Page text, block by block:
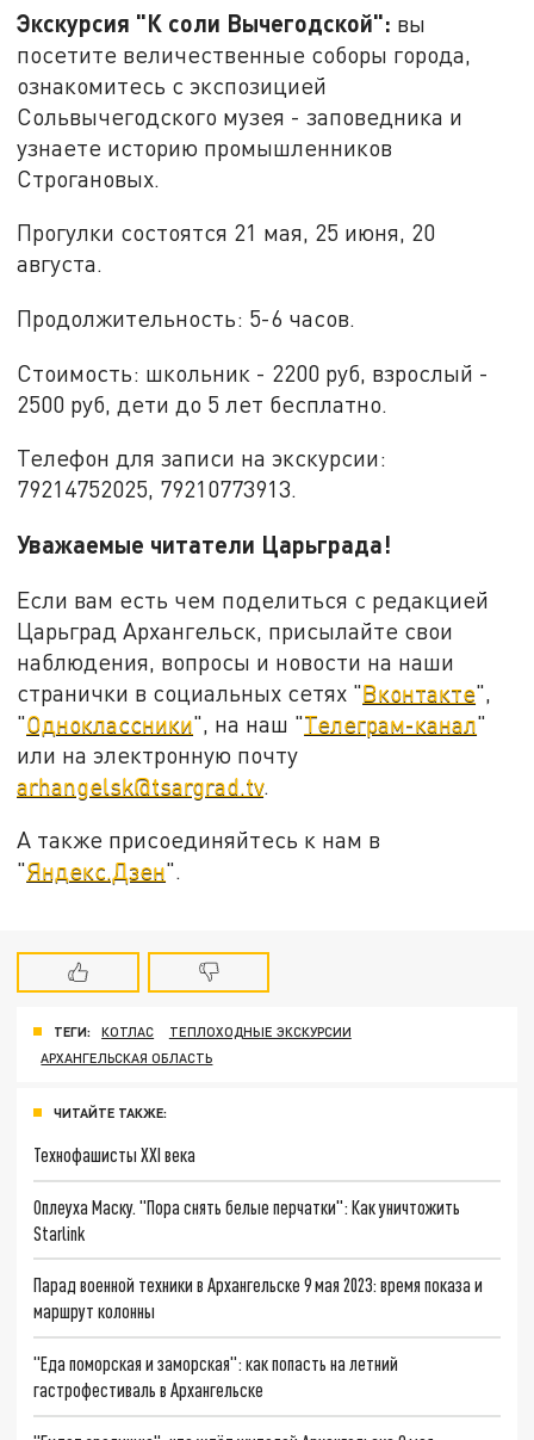
Экскурсия "К соли Вычегодской": вы
посетите величественные соборы города,
ознакомитесь с экспозицией
Сольвычегодского музея - заповедника и
узнаете историю промышленников
Строгановых.
Прогулки состоятся 21 мая, 25 июня, 20
августа.
Продолжительность: 5-6 часов.
Стоимость: школьник - 2200 руб, взрослый -
2500 руб, дети до 5 лет бесплатно.
Телефон для записи на экскурсии:
79214752025, 79210773913.
Уважаемые читатели Царьграда!
Если вам есть чем поделиться с редакцией
Царьград Архангельск, присылайте свои
наблюдения, вопросы и новости на наши
странички в социальных сетях "Вконтакте",
"Одноклассники", на наш "Телеграм-канал"
или на электронную почту
arhangelsk@tsargrad.tv.
А также присоединяйтесь к нам в
"Яндекс.Дзен".
ТЕГИ: КОТЛАС
ТЕПЛОХОДНЫЕ ЭКСКУРСИИ
АРХАНГЕЛЬСКАЯ ОБЛАСТЬ
ЧИТАЙТЕ ТАКЖЕ:
Технофашисты XXI века
Оплеуха Маску. "Пора снять белые перчатки": Как уничтожить
Starlink
Парад военной техники в Архангельске 9 мая 2023: время показа и
маршрут колонны
"Еда поморская и заморская": как попасть на летний
гастрофестиваль в Архангельске